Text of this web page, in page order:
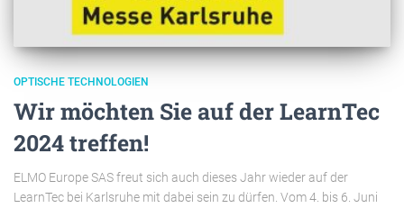
OPTISCHE TECHNOLOGIEN
Wir möchten Sie auf der LearnTec
2024 treffen!
ELMO Europe SAS freut sich auch dieses Jahr wieder auf der
LearnTec bei Karlsruhe mit dabei sein zu dürfen. Vom 4. bis 6. Juni